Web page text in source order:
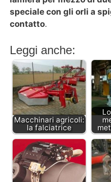
speciale con gli orli a
contatto.
Leggi anche:
Macchinari agricoli:
la falciatrice